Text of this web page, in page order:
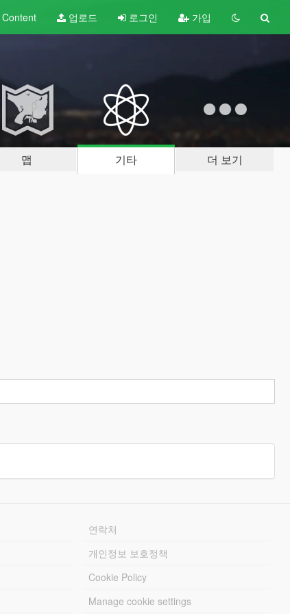
Content 업로드 로그인 가입
맵 기타 더 보기
연락처
개인정보 보호정책
Cookie Policy
Manage cookie settings